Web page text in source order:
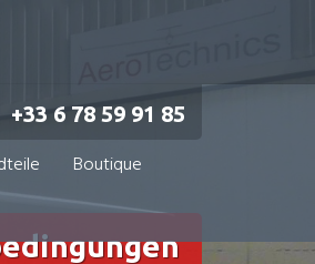
+33 6 78 59 91 85
Boutique